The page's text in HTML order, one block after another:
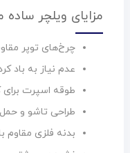
مزایای ویلچر ساده مدل ۷۰۳ رنگی
چرخ‌های توپر
عدم نیاز به باد
طوقه اسپرت برای
طراحی تاشو و
بدنه فلزی